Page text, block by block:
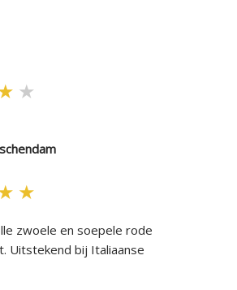
★
★
zwoele en soepele rode
Uitstekend bij Italiaanse